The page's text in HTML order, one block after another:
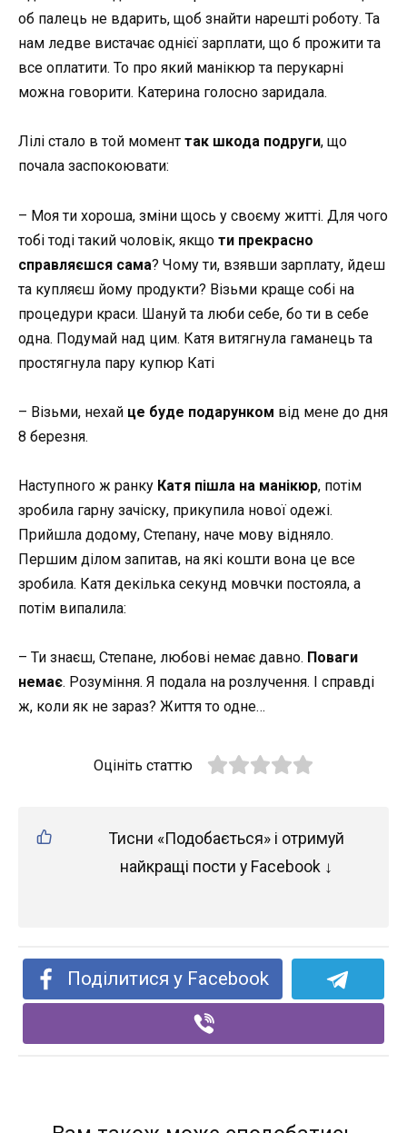
об палець не вдарить, щоб знайти нарешті роботу. Та
нам ледве вистачає однієї зарплати, що б прожити та
все оплатити. То про який манікюр та перукарні
можна говорити. Катерина голосно заридала.
Лілі стало в той момент так шкода подруги, що
почала заспокоювати:
– Моя ти хороша, зміни щось у своєму житті. Для чого
тобі тоді такий чоловік, якщо ти прекрасно
справляєшся сама? Чому ти, взявши зарплату, йдеш
та купляєш йому продукти? Візьми краще собі на
процедури краси. Шануй та люби себе, бо ти в себе
одна. Подумай над цим. Катя витягнула гаманець та
простягнула пару купюр Каті
– Візьми, нехай це буде подарунком від мене до дня
8 березня.
Наступного ж ранку Катя пішла на манікюр, потім
зробила гарну зачіску, прикупила нової одежі.
Прийшла додому, Степану, наче мову відняло.
Першим ділом запитав, на які кошти вона це все
зробила. Катя декілька секунд мовчки постояла, а
потім випалила:
– Ти знаєш, Степане, любові немає давно. Поваги
немає. Розуміння. Я подала на розлучення. І справді
ж, коли як не зараз? Життя то одне…
Оцініть статтю
Тисни «Подобається» і отримуй
найкращі пости у Facebook ↓
Поділитися у Facebook